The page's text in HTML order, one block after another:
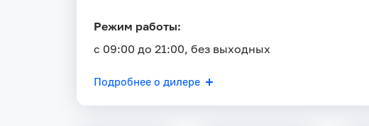
Режим работы:
с 09:00 до 21:00, без выходных
Подробнее о дилере